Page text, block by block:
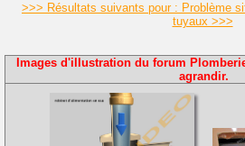
>>> Résultats suivants pour : Problème
tuyaux >>>
Images d'illustration du forum
agrandir.